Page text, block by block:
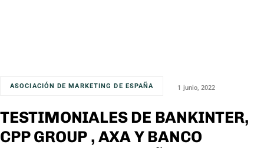
ASOCIACIÓN DE MARKETING DE ESPAÑA 1 junio, 2022
TESTIMONIALES DE BANKINTER,
CPP GROUP , AXA Y BANCO